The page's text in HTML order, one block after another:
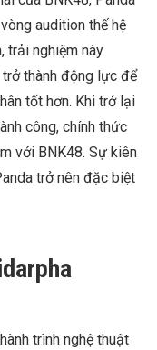
audition thế hệ
trải nghiệm này
thành động lực để
tốt hơn. Khi trở lại
công, chính thức
với BNK48. Sự kiên
trở nên đặc biệt
trình nghệ thuật